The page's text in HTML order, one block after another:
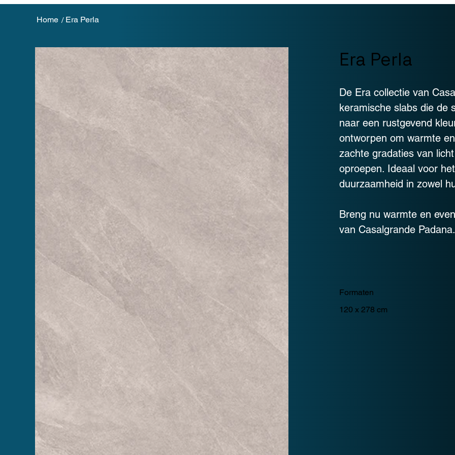
Home / Era Perla
Era Perla
De Era collectie van
keramische slabs die de
naar een rustgevend
ontworpen om warmte
zachte gradaties van
oproepen. Ideaal voor
duurzaamheid in zowel
Breng nu warmte en
van Casalgrande Padana.
Formaten
120 x 278 cm